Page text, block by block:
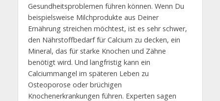
Gesundheitsproblemen führen können. Wenn Du
beispielsweise Milchprodukte aus Deiner
Ernährung streichen möchtest, ist es sehr schwer,
den Nährstoffbedarf für Calcium zu decken, ein
Mineral, das für starke Knochen und Zähne
benötigt wird. Und langfristig kann ein
Calciummangel im späteren Leben zu
Osteoporose oder brüchigen
Knochenerkrankungen führen. Experten sagen